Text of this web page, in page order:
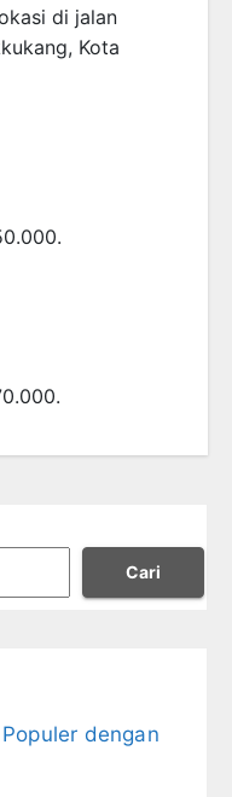
di jalan
Kota
Cari
dengan